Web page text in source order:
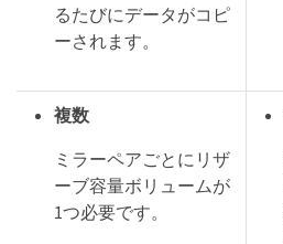
るたびにデータがコピ
ーされます。
複数
ミラーペアごとにリザ
ーブ容量ボリュームが
1つ必要です。